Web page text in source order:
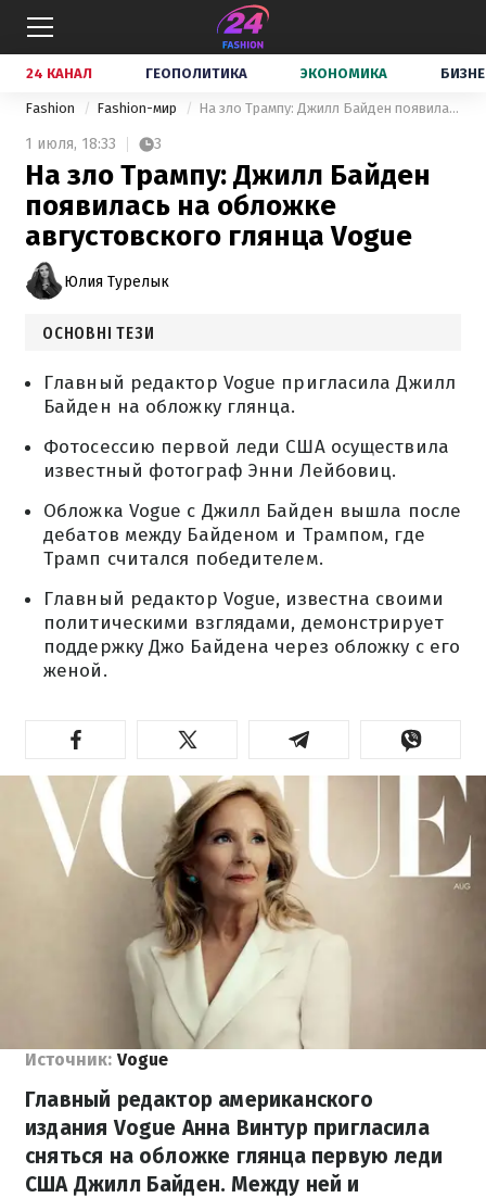
24 КАНАЛ ГЕОПОЛИТИКА ЭКОНОМИКА
Fashion Fashion-мир На зло Трампу: Джилл Байден появилась на обложке августовского глянца Vogue
1 июля, 18:33 3
На зло Трампу: Джилл Байден
появилась на обложке
августовского глянца Vogue
Юлия Турелык
ОСНОВНІ ТЕЗИ
Главный редактор Vogue пригласила Джилл
Байден на обложку глянца.
Фотосессию первой леди США осуществила
известный фотограф Энни Лейбовиц.
Обложка Vogue с Джилл Байден вышла после
дебатов между Байденом и Трампом, где
Трамп считался победителем.
Главный редактор Vogue, известна своими
политическими взглядами, демонстрирует
поддержку Джо Байдена через обложку с его
женой.
Источник: Vogue
Главный редактор американского
издания Vogue Анна Винтур пригласила
сняться на обложке глянца первую леди
США Джилл Байден. Между ней и